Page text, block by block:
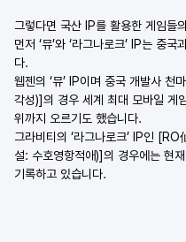
그렇다면 국산 IP를 활용한 게임들
먼저 ‘뮤’와 ‘라그나로크’ IP는 중
다.
웹젠의 ‘뮤’ IP이며 중국 개발사
각성)]의 경우 세계 최대 모바일 게
위까지 오르기도 했습니다.
그라비티의 ‘라그나로크’ IP인
설: 수호영항적애)]의 경우에는 현
기록하고 있습니다.